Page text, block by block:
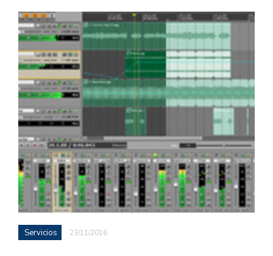
Servicios 23/11/2016